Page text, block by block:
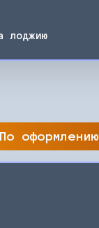
лоджию
По оформлению